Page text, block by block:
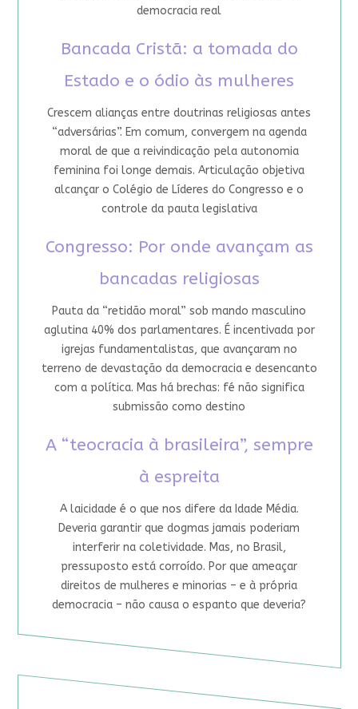
democracia real
Bancada Cristã: a tomada do
Estado e o ódio às mulheres
Crescem alianças entre doutrinas religiosas antes
“adversárias”. Em comum, convergem na agenda
moral de que a reivindicação pela autonomia
feminina foi longe demais. Articulação objetiva
alcançar o Colégio de Líderes do Congresso e o
controle da pauta legislativa
Congresso: Por onde avançam as
bancadas religiosas
Pauta da “retidão moral” sob mando masculino
aglutina 40% dos parlamentares. É incentivada por
igrejas fundamentalistas, que avançaram no
terreno de devastação da democracia e desencanto
com a política. Mas há brechas: fé não significa
submissão como destino
A “teocracia à brasileira”, sempre
à espreita
A laicidade é o que nos difere da Idade Média.
Deveria garantir que dogmas jamais poderiam
interferir na coletividade. Mas, no Brasil,
pressuposto está corroído. Por que ameaçar
direitos de mulheres e minorias – e à própria
democracia – não causa o espanto que deveria?